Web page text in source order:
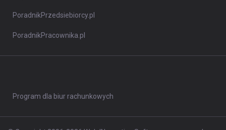
PoradnikPrzedsiebiorcy.pl
PoradnikPracownika.pl
Program dla biur rachunkowych